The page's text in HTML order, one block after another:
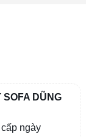
DŨNG
ngày